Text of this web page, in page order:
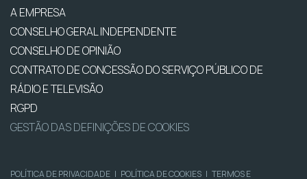
A EMPRESA
CONSELHO GERAL INDEPENDENTE
CONSELHO DE OPINIÃO
CONTRATO DE CONCESSÃO DO SERVIÇO PÚBLICO DE
RÁDIO E TELEVISÃO
RGPD
GESTÃO DAS DEFINIÇÕES DE COOKIES
POLÍTICA DE PRIVACIDADE | POLÍTICA DE COOKIES | TERMOS E